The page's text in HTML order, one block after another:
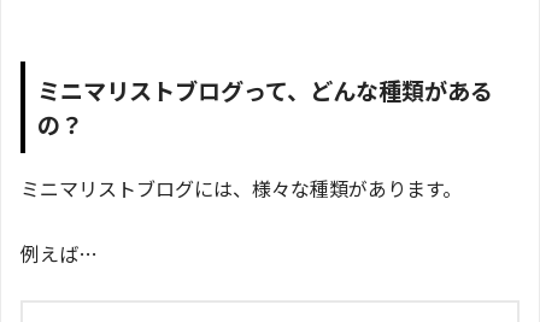
ミニマリストブログって、どんな種類がある
の？
ミニマリストブログには、様々な種類があります。
例えば…